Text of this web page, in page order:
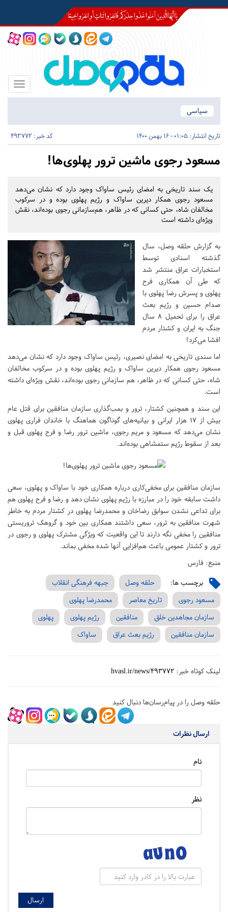
Toggle
سیاسی
تاریخ انتشار: 01:05 - 16 بهمن 1400 کد خبر: 493772
مسعود رجوی ماشین ترور پهلوی‌ها!
یک سند تاریخی به امضای رئیس ساواک وجود دارد که نشان می‌دهد
مسعود رجوی همکار دیرین ساواک و رژیم پهلوی بوده و در سرکوب
مخالفان شاه، حتی کسانی که در ظاهر، هم‌سازمانی رجوی بوده‌اند، نقش
ویژه‌ای داشته است
به گزارش حلقه وصل، سال
گذشته اسنادی توسط
استخبارات عراق منتشر شد
که طی آن همکاری فرح
پهلوی و پسرش رضا پهلوی با
صدام حسین و رژیم بعث
عراق را برای تحمیل ۸ سال
جنگ به ایران و کشتار مردم
افشا می‌کرد!
اما سندی تاریخی به امضای نصیری، رئیس ساواک وجود دارد که نشان می‌دهد
مسعود رجوی همکار دیرین ساواک و رژیم پهلوی بوده و در سرکوب مخالفان
شاه، حتی کسانی که در ظاهر، هم سازمانی رجوی بوده‌اند، نقش ویژه‌ای داشته
است.
این سند و همچنین کشتار، ترور و بمب‌گذاری سازمان منافقین برای قتل عام
بیش از ۱۷ هزار ایرانی و بیانیه‌های گوناگون هماهنگ با خاندان فراری پهلوی
نشان می‌دهد که مسعود و مریم رجوی، ماشین ترور رضا و فرح پهلوی قبل و
بعد از سقوط رژیم ستمشاهی بوده‌اند.
سازمان منافقین برای مخفی‌کاری درباره همکاری خود با ساواک و پهلوی، سعی
داشت سابقه خود را در مبارزه با رژیم پهلوی نشان دهد و رضا و فرح پهلوی هم
برای تداعی نشدن سوابق رضاخان و محمدرضا پهلوی در کشتار مردم به خاطر
شهرت منافقین به ترور، سعی داشتند همکاری بین خود و گروهک تروریستی
منافقین را مخفی نگه دارند تا این واقعیت که ویژگی مشترک پهلوی و رجوی در
ترور و کشتار عمومی باعث هم‌افزایی آنها شده مخفی بماند.
منبع: فارس
برچسب ها: حلقه وصل
جبهه فرهنگی انقلاب
مسعود رجوی
تاریخ معاصر
محمدرضا پهلوی
سازمان مجاهدین خلق
منافقین رژیم پهلوی
پهلوی
سازمان منافقین
رژیم بعث عراق ساواک
لینک کوتاه خبر: hvasl.ir/news/493772
حلقه وصل را در پیام‌رسان‌ها دنبال کنید
ارسال نظرات
نام
نظر